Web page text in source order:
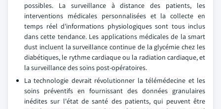
possibles. La surveillance à distance des patients, les
interventions médicales personnalisées et la collecte en
temps réel d'informations physiologiques sont tous inclus
dans cette tendance. Les applications médicales de la smart
dust incluent la surveillance continue de la glycémie chez les
diabétiques, le rythme cardiaque ou la radiation cardiaque, et
la surveillance des soins post-opératoires.
La technologie devrait révolutionner la télémédecine et les
soins préventifs en fournissant des données granulaires
inédites sur l'état de santé des patients, qui peuvent être